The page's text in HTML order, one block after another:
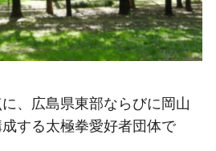
、広島県東部ならびに岡山
する太極拳愛好者団体で